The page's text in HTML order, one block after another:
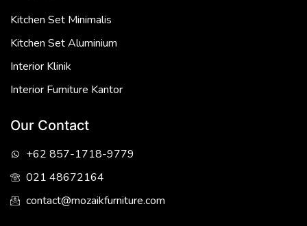
Kitchen Set Minimalis
Kitchen Set Aluminium
Interior Klinik
Interior Furniture Kantor
Our Contact
+62 857-1718-9779
021 48672164
contact@mozaikfurniture.com